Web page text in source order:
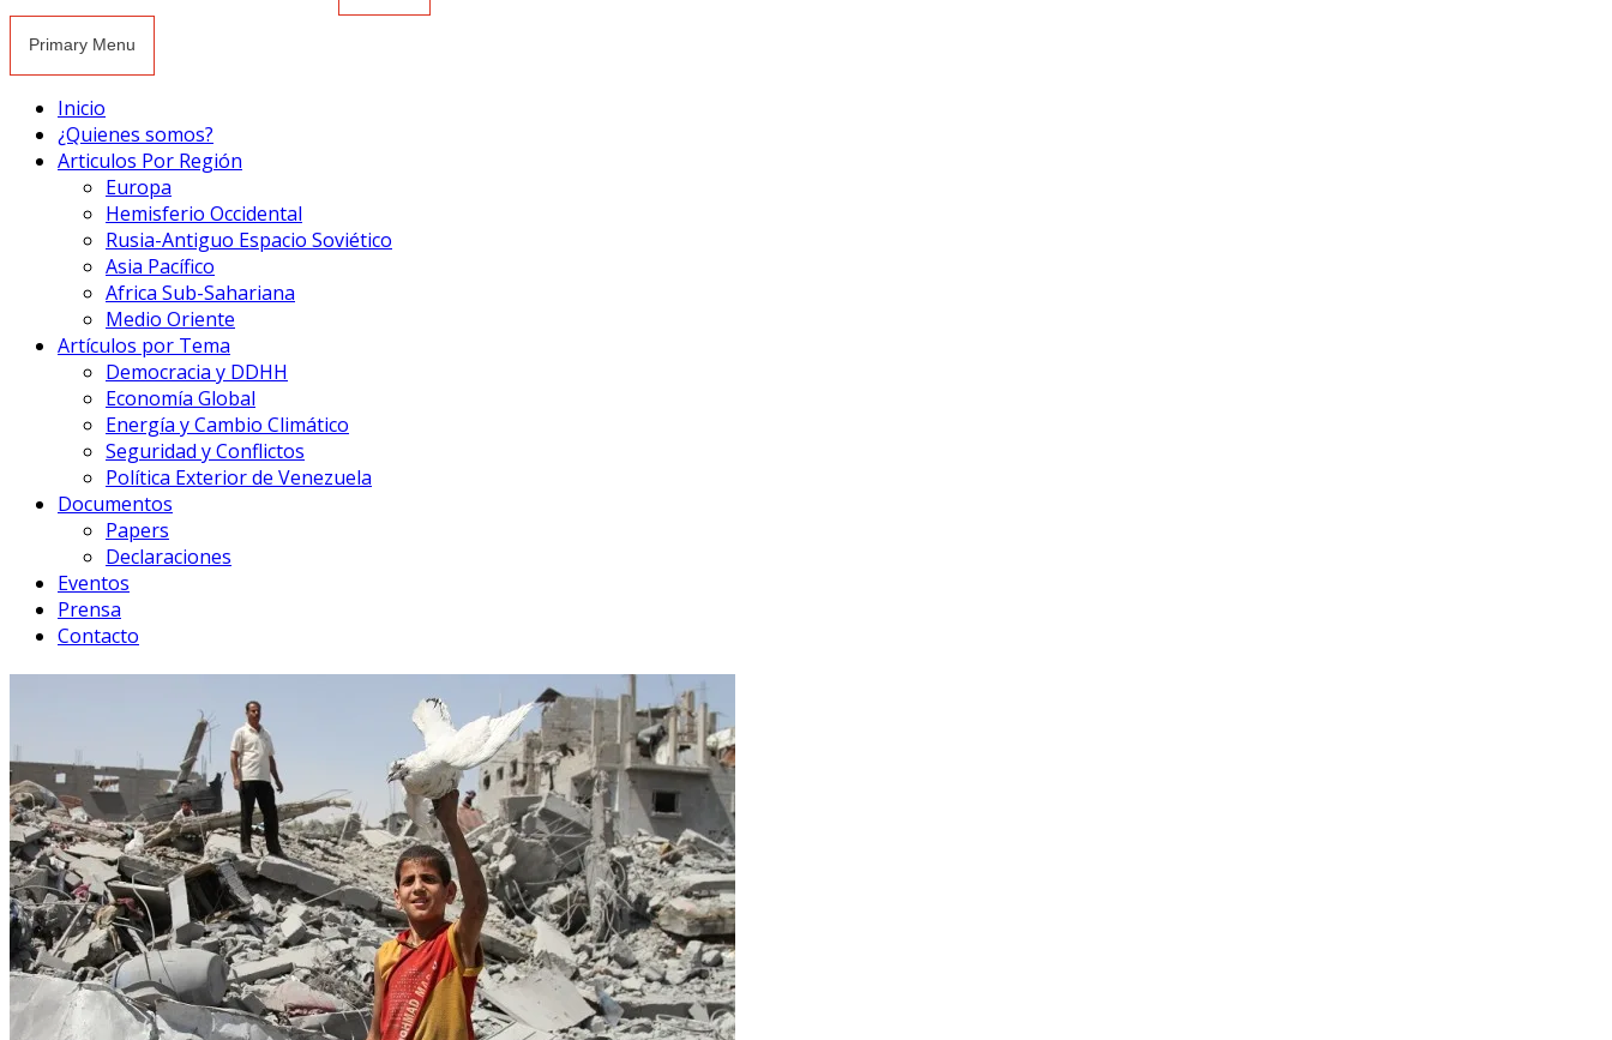
Primary Menu
Inicio
¿Quienes somos?
Articulos Por Región
Europa
Hemisferio Occidental
Rusia-Antiguo Espacio Soviético
Asia Pacífico
Africa Sub-Sahariana
Medio Oriente
Artículos por Tema
Democracia y DDHH
Economía Global
Energía y Cambio Climático
Seguridad y Conflictos
Política Exterior de Venezuela
Documentos
Papers
Declaraciones
Eventos
Prensa
Contacto